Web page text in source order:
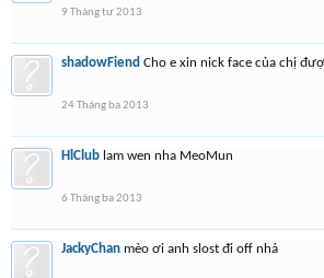
9 Tháng tư 2013
shadowFiend Cho e xin nick face của chị
24 Tháng ba 2013
HlClub lam wen nha MeoMun
6 Tháng ba 2013
JackyChan mèo ơi anh slost đi off nhá